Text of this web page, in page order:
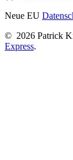
Neue EU
© 2026 Patrick
Express.